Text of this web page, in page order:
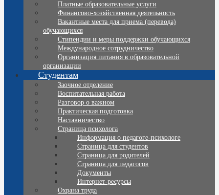
Платные образовательные услуги
Финансово-хозяйственная деятельность
Вакантные места для приема (перевода)
обучающихся
Стипендии и меры поддержки обучающихся
Международное сотрудничество
Организация питания в образовательной
организации
Студентам
Заочное отделение
Воспитательная работа
Разговор о важном
Практическая подготовка
Наставничество
Страница психолога
Информация о педагоге-психологе
Страница для студентов
Страница для родителей
Страница для педагогов
Документы
Интернет-ресурсы
Охрана труда